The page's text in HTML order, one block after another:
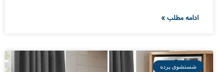
ادامه مطلب »
شستشوی پرده